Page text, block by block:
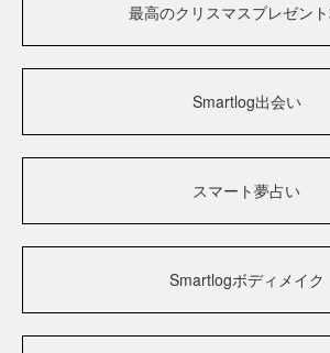
最高のクリスマスプレゼン
Smartlog出会い
スマート夢占い
Smartlogボディメイク